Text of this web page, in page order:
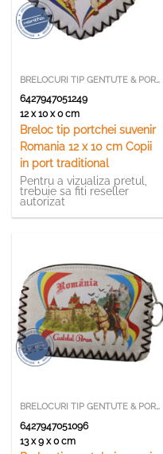
BRELOCURI TIP GENTUTE & PORTCHEI
6427947051249
12 x 10 x 0 cm
Breloc tip portchei suvenir
Romania 12 x 10 cm Copii
in port traditional
Pentru a vizualiza pretul,
trebuie sa fiti reseller
autorizat
BRELOCURI TIP GENTUTE & PORTCHEI
6427947051096
13 x 9 x 0 cm